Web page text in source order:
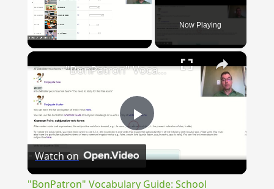
Now Playing
×
Play
"BonPatron" Vocabulary Guide: School
Watch on
"BonPatron" Vocabulary Guide: School